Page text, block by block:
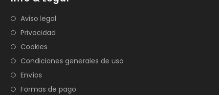
Aviso legal
Privacidad
Cookies
Condiciones generales de uso
Envíos
Formas de pago